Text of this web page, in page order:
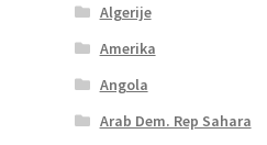
Algerije
Amerika
Angola
Arab Dem. Rep Sahara